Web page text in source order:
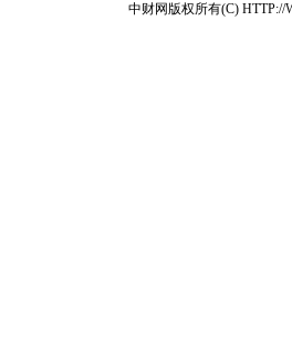
中财网版权所有(C) HTTP://